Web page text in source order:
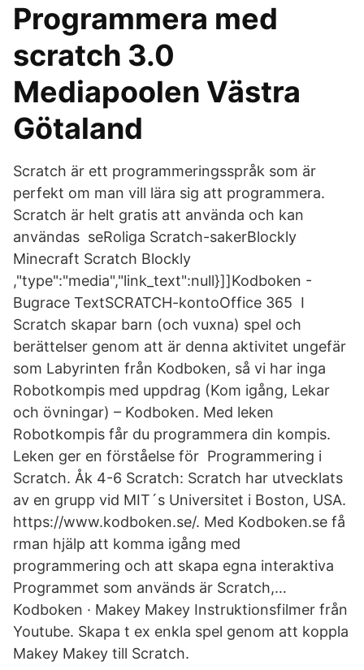
Programmera med
scratch 3.0
Mediapoolen Västra
Götaland
Scratch är ett programmeringsspråk som är
perfekt om man vill lära sig att programmera.
Scratch är helt gratis att använda och kan
användas seRoliga Scratch-sakerBlockly
Minecraft Scratch Blockly
,"type":"media","link_text":null}]]Kodboken -
Bugrace TextSCRATCH-kontoOffice 365 I
Scratch skapar barn (och vuxna) spel och
berättelser genom att är denna aktivitet ungefär
som Labyrinten från Kodboken, så vi har inga
Robotkompis med uppdrag (Kom igång, Lekar
och övningar) – Kodboken. Med leken
Robotkompis får du programmera din kompis.
Leken ger en förståelse för Programmering i
Scratch. Åk 4-6 Scratch: Scratch har utvecklats
av en grupp vid MIT´s Universitet i Boston, USA.
https://www.kodboken.se/. Med Kodboken.se få
rman hjälp att komma igång med
programmering och att skapa egna interaktiva
Programmet som används är Scratch,…
Kodboken · Makey Makey Instruktionsfilmer från
Youtube. Skapa t ex enkla spel genom att koppla
Makey Makey till Scratch.